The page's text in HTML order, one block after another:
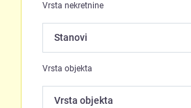
Vrsta nekretnine
Vrsta objekta